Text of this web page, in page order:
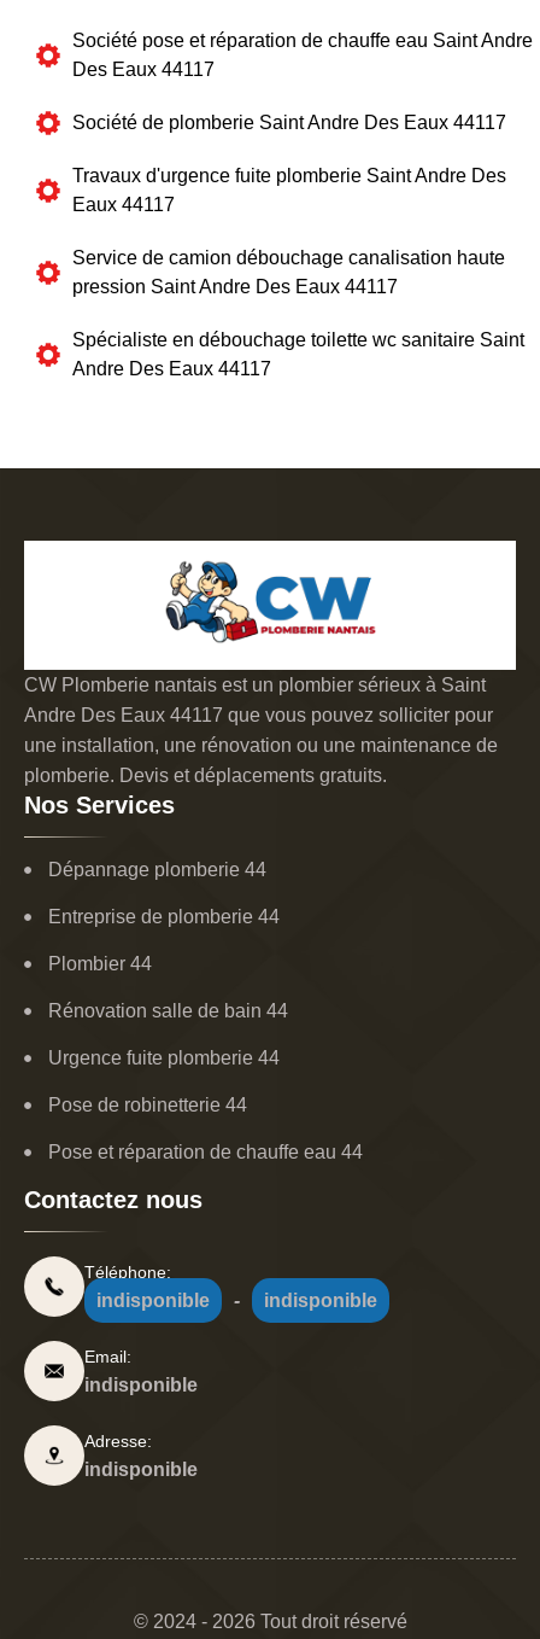
Société pose et réparation de chauffe eau Saint Andre
Des Eaux 44117
Société de plomberie Saint Andre Des Eaux 44117
Travaux d'urgence fuite plomberie Saint Andre Des
Eaux 44117
Service de camion débouchage canalisation haute
pression Saint Andre Des Eaux 44117
Spécialiste en débouchage toilette wc sanitaire Saint
Andre Des Eaux 44117
CW Plomberie nantais est un plombier sérieux à Saint
Andre Des Eaux 44117 que vous pouvez solliciter pour
une installation, une rénovation ou une maintenance de
plomberie. Devis et déplacements gratuits.
Nos Services
Dépannage plomberie 44
Entreprise de plomberie 44
Plombier 44
Rénovation salle de bain 44
Urgence fuite plomberie 44
Pose de robinetterie 44
Pose et réparation de chauffe eau 44
Contactez nous
Téléphone:
indisponible - indisponible
Email:
indisponible
Adresse:
indisponible
© 2024 - 2026 Tout droit réservé